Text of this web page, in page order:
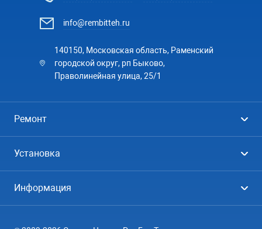
info@rembitteh.ru
140150, Московская область, Раменский
городской округ, рп Быково,
Праволинейная улица, 25/1
Ремонт
Посудомоечные машины
Установка
Кондиционеры
Информация